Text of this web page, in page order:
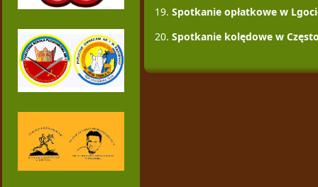
Spotkanie opłatkowe w
Spotkanie kolędowe w